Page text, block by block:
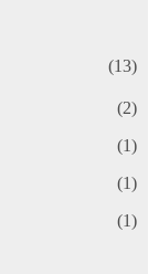
(13)
(2)
(1)
(1)
(1)